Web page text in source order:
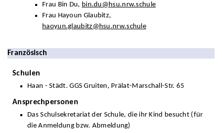
Frau Bin Du, bin.du@hsu.nrw.schule
Frau Hayoun Glaubitz,
haoyun.glaubitz@hsu.nrw.schule
Französisch
Schulen
Haan - Städt. GGS Gruiten, Prälat-Marschall-Str. 65
Ansprechpersonen
Das Schulsekretariat der Schule, die ihr Kind besucht (für
die Anmeldung bzw. Abmeldung)